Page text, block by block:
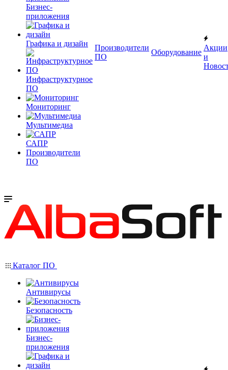
Бизнес-
приложения
Графика и дизайн
Инфраструктурное
ПО
Мониторинг
Мультимедиа
САПР
Производители
ПО
Производители
ПО
Оборудование
Акции
и
Каталог ПО
Антивирусы
Безопасность
Бизнес-
приложения